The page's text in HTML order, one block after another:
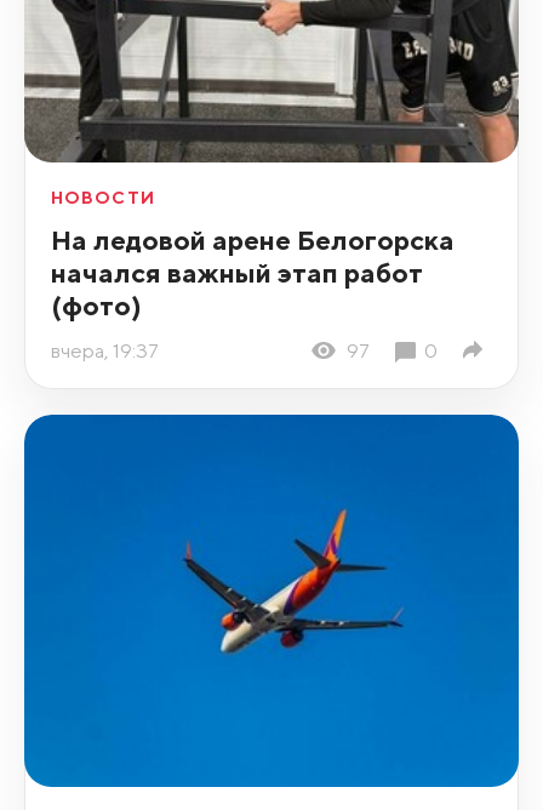
НОВОСТИ
На ледовой арене Белогорска
начался важный этап работ
(фото)
вчера, 19:37 97 0